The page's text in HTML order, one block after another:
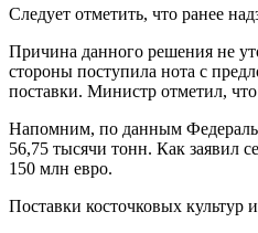
Следует отметить, что ранее
Причина данного решения не
стороны поступила нота с
поставки. Министр отметил,
Напомним, по данным
56,75 тысячи тонн. Как заявил
150 млн евро.
Поставки косточковых